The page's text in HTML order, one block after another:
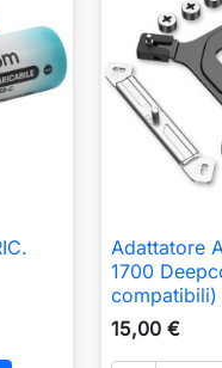

Adattatore
1700
15,00 €